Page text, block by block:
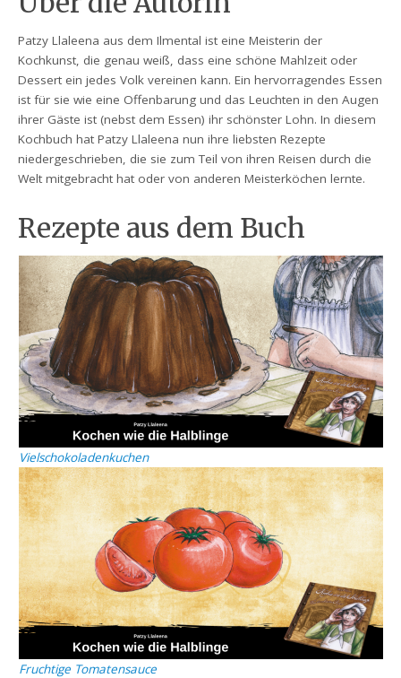
Patzy Llaleena aus dem Ilmental ist eine Meisterin der
Kochkunst, die genau weiß, dass eine schöne Mahlzeit oder
Dessert ein jedes Volk vereinen kann. Ein hervorragendes Essen
ist für sie wie eine Offenbarung und das Leuchten in den Augen
ihrer Gäste ist (nebst dem Essen) ihr schönster Lohn. In diesem
Kochbuch hat Patzy Llaleena nun ihre liebsten Rezepte
niedergeschrieben, die sie zum Teil von ihren Reisen durch die
Welt mitgebracht hat oder von anderen Meisterköchen lernte.
Rezepte aus dem Buch
Vielschokoladenkuchen
Fruchtige Tomatensauce